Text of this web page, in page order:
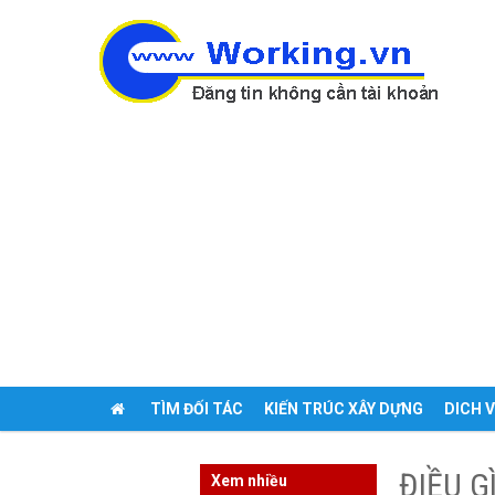
TÌM ĐỐI TÁC KIẾN TRÚC XÂY DỰNG DICH
ĐIỀU
Xem nhiều